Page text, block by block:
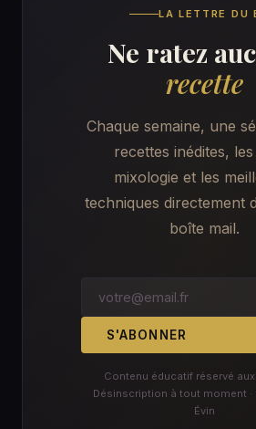
LA LETTRE DU
Ne ratez
recette
Chaque semaine, une
recettes inédites,
mixologie et les
techniques directement
boîte mail.
S'ABONNER
Contenu éducatif réservé aux
Désinscription à tout moment ·
Évin